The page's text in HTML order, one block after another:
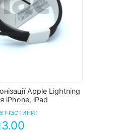
Apple Lightning
iPhone, iPad